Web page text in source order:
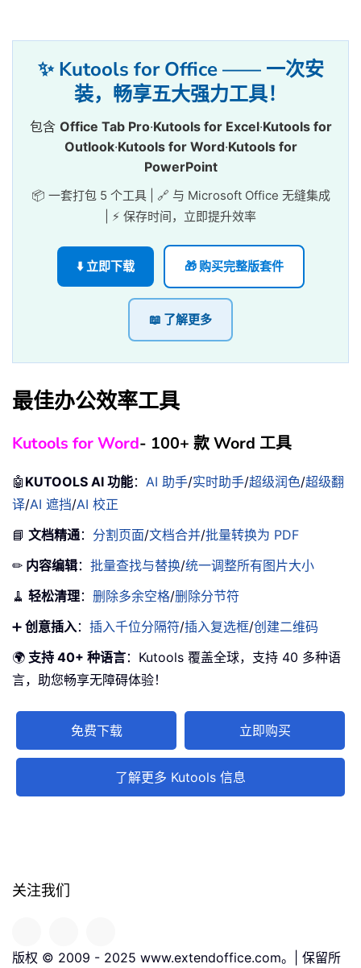
✨ Kutools for Office —— 一次安
装，畅享五大强力工具！
包含 Office Tab Pro·Kutools for Excel·Kutools for
Outlook·Kutools for Word·Kutools for
PowerPoint
📦 一套打包 5 个工具 | 🔗 与 Microsoft Office 无缝集成
| ⚡ 保存时间，立即提升效率
⬇️ 立即下载 🎁 购买完整版套件
📖 了解更多
最佳办公效率工具
Kutools for Word- 100+ 款 Word 工具
🤖 KUTOOLS AI 功能： AI 助手/实时助手/超级润色/超级翻
译/AI 遮挡/AI 校正
📘 文档精通： 分割页面/文档合并/批量转换为 PDF
✏ 内容编辑： 批量查找与替换/统一调整所有图片大小
🧹 轻松清理： 删除多余空格/删除分节符
➕ 创意插入： 插入千位分隔符/插入复选框/创建二维码
🌍 支持 40+ 种语言：Kutools 覆盖全球，支持 40 多种语
言，助您畅享无障碍体验！
免费下载 立即购买
了解更多 Kutools 信息
关注我们
版权 © 2009 - 2025 www.extendoffice.com。| 保留所